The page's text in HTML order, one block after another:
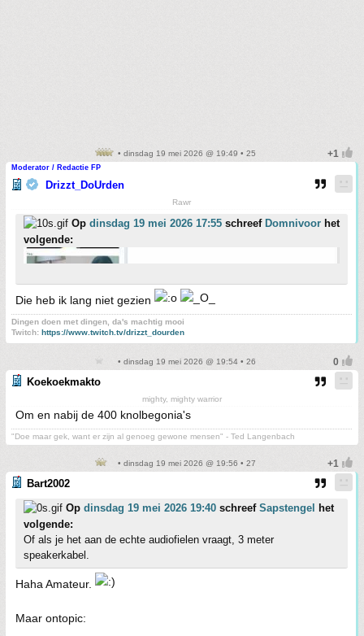
• dinsdag 19 mei 2026 @ 19:49 • 25
Moderator / Redactie FP
Drizzt_DoUrden
Rawr
Op dinsdag 19 mei 2026 17:55 schreef Domnivoor het
volgende:
Die heb ik lang niet gezien
Dingen doen met dingen, da's machtig mooi
Twitch: https://www.twitch.tv/drizzt_dourden
• dinsdag 19 mei 2026 @ 19:54 • 26
Koekoekmakto
mighty, mighty warrior
Om en nabij de 400 knolbegonia's
"Doe maar gek, want er zijn al genoeg gewone mensen" - Ted Langenbach
• dinsdag 19 mei 2026 @ 19:56 • 27
Bart2002
Op dinsdag 19 mei 2026 19:40 schreef Sapstengel het
volgende:
Of als je het aan de echte audiofielen vraagt, 3 meter
speakerkabel.
Haha Amateur.
Maar ontopic: